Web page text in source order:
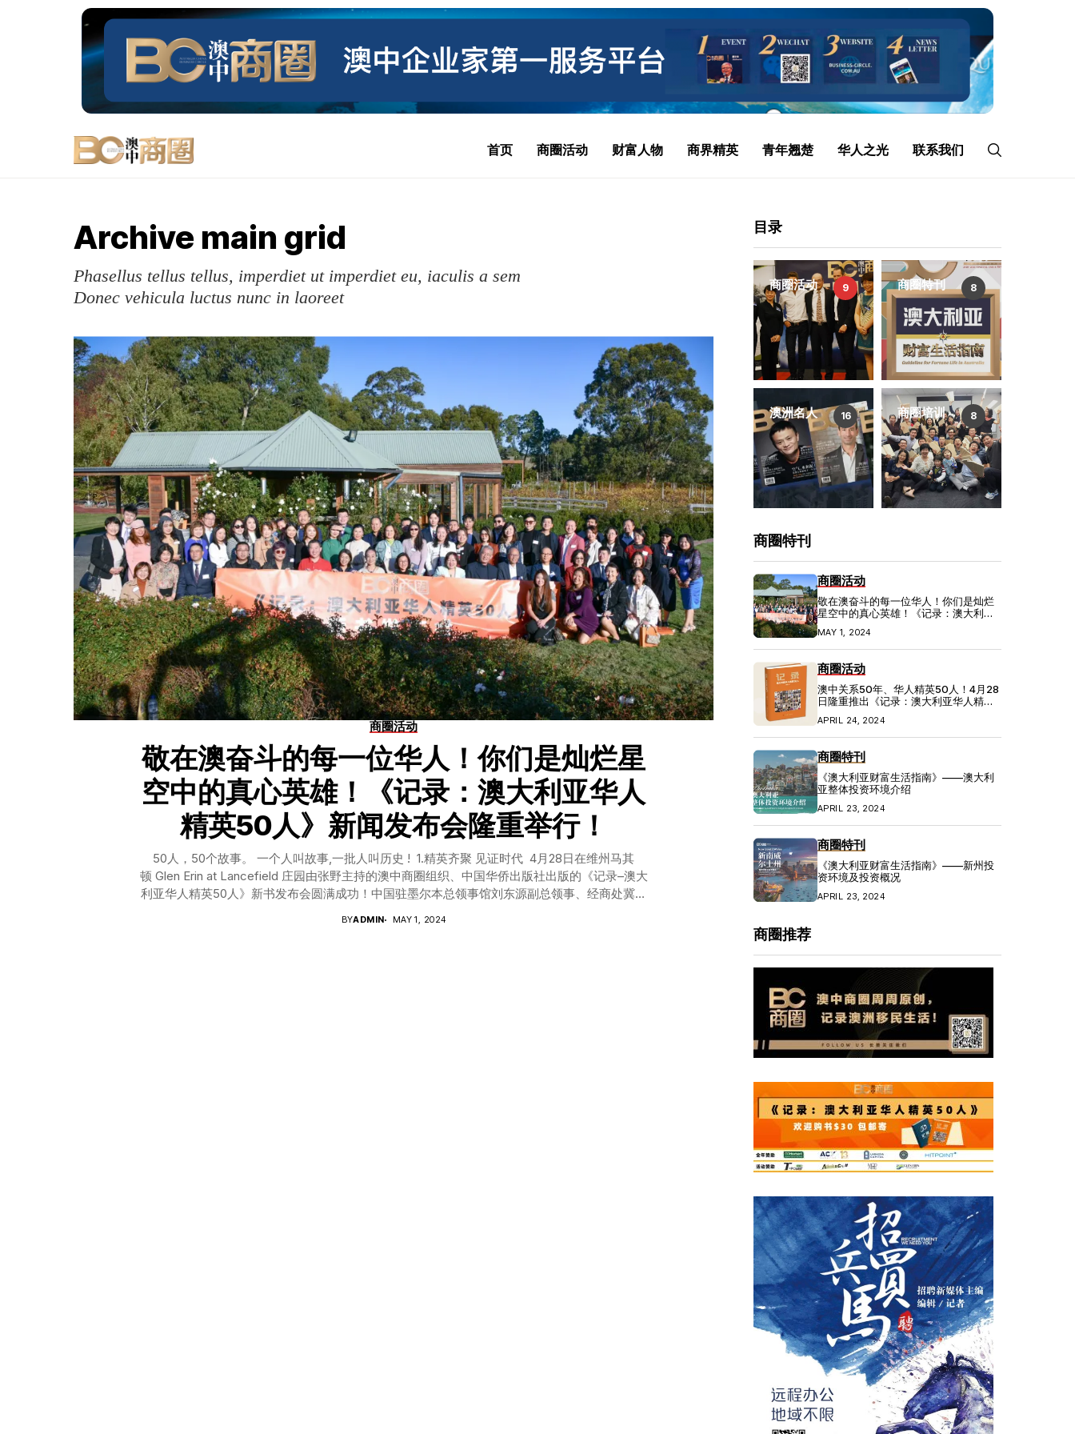
首页 商圈活动 财富人物 商界精英 青年翘楚 华人之光 联系我们
Archive main grid
Phasellus tellus tellus, imperdiet ut imperdiet eu, iaculis a sem
Donec vehicula luctus nunc in laoreet
商圈活动
敬在澳奋斗的每一位华人！你们是灿烂星
空中的真心英雄！《记录：澳大利亚华人
精英50人》新闻发布会隆重举行！
50人，50个故事。 一个人叫故事,一批人叫历史 ! 1.精英齐聚 见证时代 4月28日在维州马其
顿 Glen Erin at Lancefield 庄园由张野主持的澳中商圈组织、中国华侨出版社出版的《记录–澳大
利亚华人精英50人》新书发布会圆满成功！中国驻墨尔本总领事馆刘东源副总领事、经商处冀雪
Yang 女士、 澳大利亚首位华人联邦议员Gladys Liu女士、中国著名媒体人、澳洲连和集团创始
BYADMIN MAY 1, 2024
目录
商圈活动 9 商圈特刊 8
澳洲名人 16 商圈培训 8
商圈特刊
商圈活动
敬在澳奋斗的每一位华人！你们是灿烂
星空中的真心英雄！《记录：澳大利亚
MAY 1, 2024
商圈活动
澳中关系50年、华人精英50人！4月28
日隆重推出《记录：澳大利亚华人精英
APRIL 24, 2024
商圈特刊
《澳大利亚财富生活指南》——澳大利
亚整体投资环境介绍
APRIL 23, 2024
商圈特刊
《澳大利亚财富生活指南》——新州投
资环境及投资概况
APRIL 23, 2024
商圈推荐